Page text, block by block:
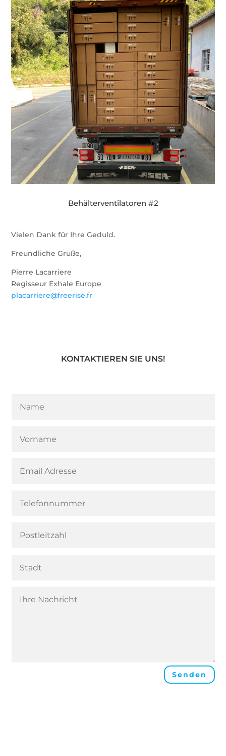
Behälterventilatoren #2
Vielen Dank für Ihre Geduld.
Freundliche Grüße,
Pierre Lacarriere
Regisseur Exhale Europe
placarriere@freerise.fr
KONTAKTIEREN SIE UNS!
Senden